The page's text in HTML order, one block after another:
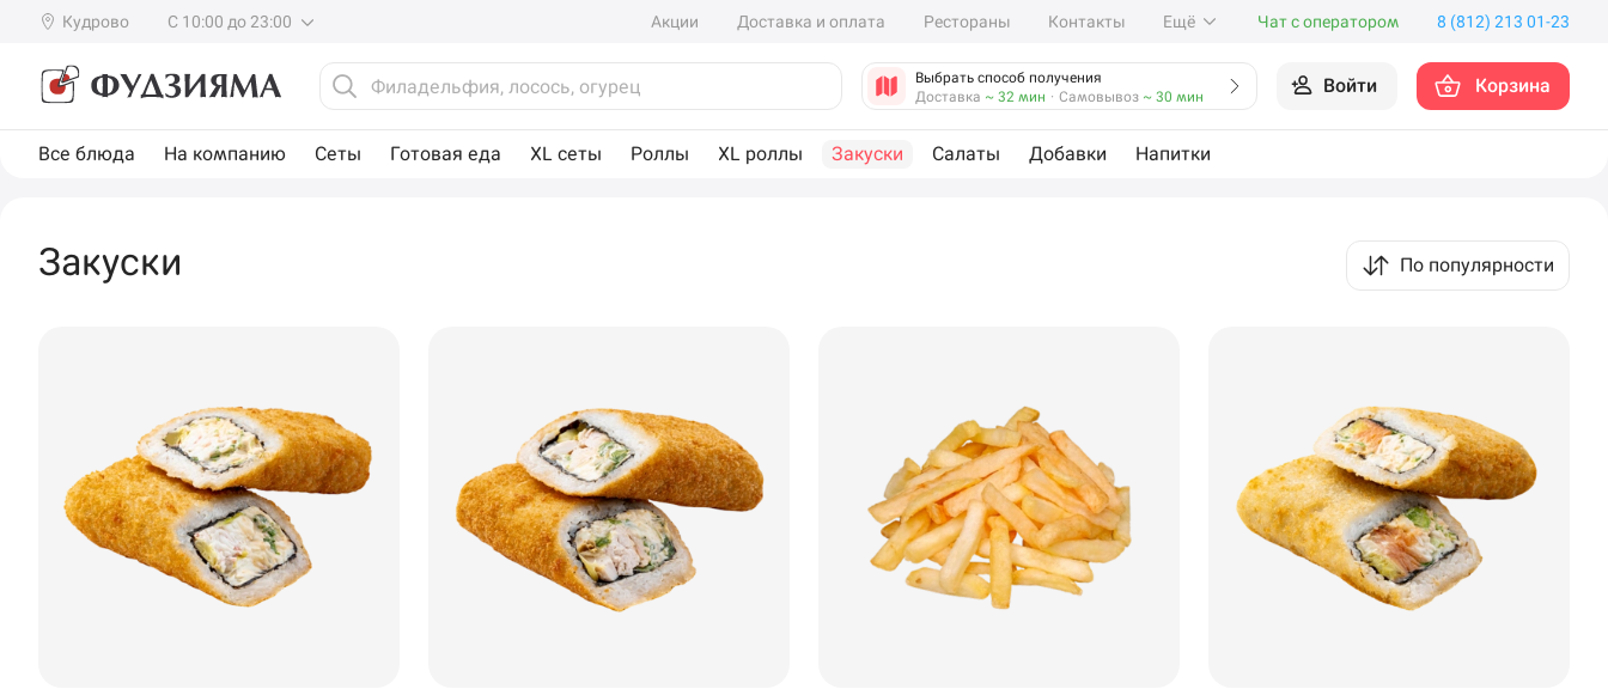
Кудрово С 10:00 до 23:00 Акции Доставка и оплата Рестораны Контакты Ещё Чат с оператором 8 (812) 213 01-23
Выбрать способ получения
Доставка ~ 32 мин · Самовывоз ~ 30 мин Войти Корзина
Все блюда На компанию Сеты Готовая еда XL сеты Роллы XL роллы Закуски Салаты Добавки Напитки
Закуски По популярности